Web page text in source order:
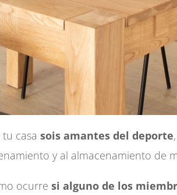
tu casasois amantes del deporte
y al almacenamiento de
ocurresi alguno de los